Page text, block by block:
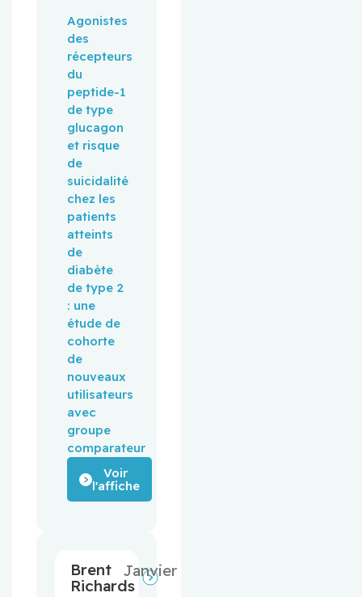
Agonistes
des
récepteurs
du
peptide-1
de type
glucagon
et risque
de
suicidalité
chez les
patients
atteints
de
diabète
de type 2
: une
étude de
cohorte
de
nouveaux
utilisateurs
avec
groupe
comparateur
Voir
l'affiche
Brent
Richards
Janvier